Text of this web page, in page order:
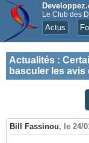
Le Club des
Actus
Actualités :
basculer les
Bill Fassinou, le 24/